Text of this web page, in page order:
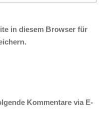
in diesem Browser für
Kommentare via E-